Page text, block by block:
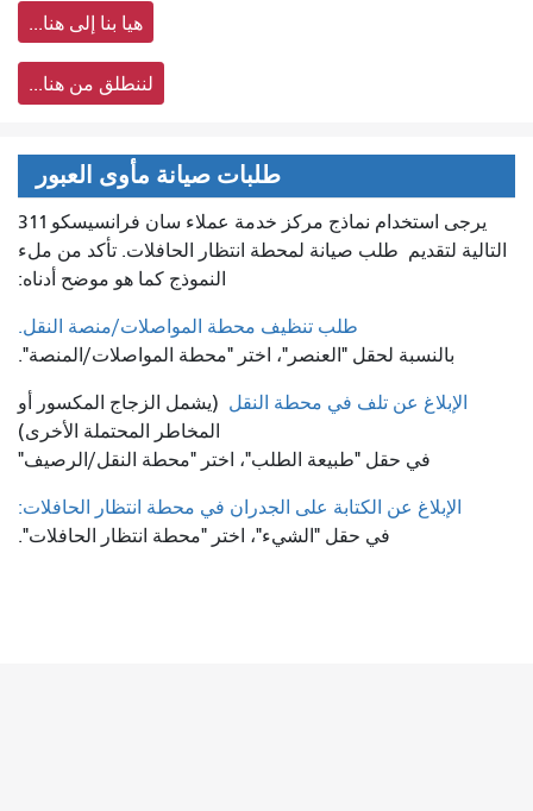
هيا بنا إلى هنا...
لننطلق من هنا...
طلبات صيانة مأوى العبور
يرجى استخدام نماذج مركز خدمة عملاء سان فرانسيسكو 311
التالية لتقديم طلب صيانة لمحطة انتظار الحافلات. تأكد من ملء
النموذج كما هو موضح أدناه:
طلب تنظيف محطة المواصلات/منصة النقل.
بالنسبة لحقل "العنصر"، اختر "محطة المواصلات/المنصة".
الإبلاغ عن تلف في محطة النقل (يشمل الزجاج المكسور أو
المخاطر المحتملة الأخرى)
في حقل "طبيعة الطلب"، اختر "محطة النقل/الرصيف"
الإبلاغ عن الكتابة على الجدران في محطة انتظار الحافلات:
في حقل "الشيء"، اختر "محطة انتظار الحافلات".